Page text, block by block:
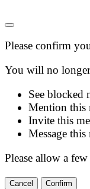
Please confirm
You will no
See blocked
Mention this
Invite this
Message this
Please allow a
Confirm